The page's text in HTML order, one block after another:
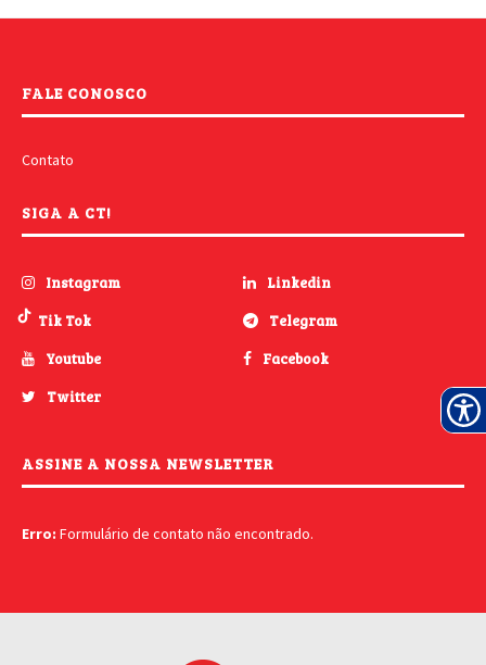
FALE CONOSCO
Contato
SIGA A CT!
Instagram
Linkedin
Tik Tok
Telegram
Youtube
Facebook
Twitter
ASSINE A NOSSA NEWSLETTER
Erro: Formulário de contato não encontrado.